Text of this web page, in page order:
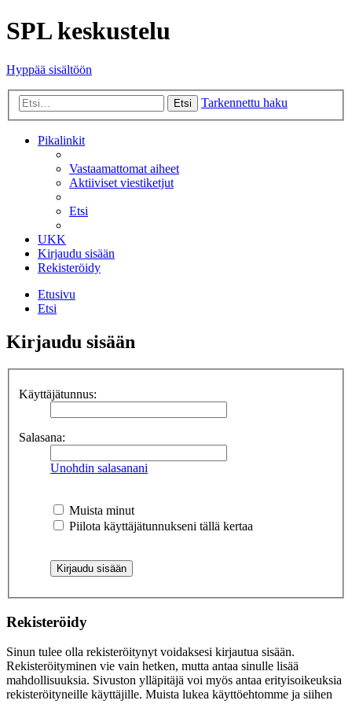
SPL keskustelu
Hyppää sisältöön
Etsi Tarkennettu haku
Pikalinkit
Vastaamattomat aiheet
Aktiiviset viestiketjut
Etsi
UKK
Kirjaudu sisään
Rekisteröidy
Etusivu
Etsi
Kirjaudu sisään
Käyttäjätunnus:
Salasana:
Unohdin salasanani
Muista minut
Piilota käyttäjätunnukseni tällä kertaa
Rekisteröidy
Sinun tulee olla rekisteröitynyt voidaksesi kirjautua sisään.
Rekisteröityminen vie vain hetken, mutta antaa sinulle lisää
mahdollisuuksia. Sivuston ylläpitäjä voi myös antaa erityisoikeuksia
rekisteröityneille käyttäjille. Muista lukea käyttöehtomme ja siihen